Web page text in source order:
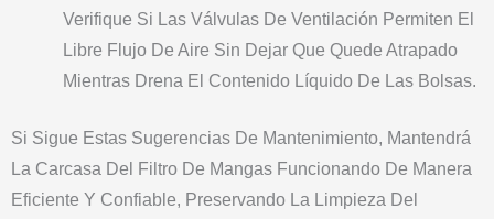
Verifique Si Las Válvulas De Ventilación Permiten El
Libre Flujo De Aire Sin Dejar Que Quede Atrapado
Mientras Drena El Contenido Líquido De Las Bolsas.
Si Sigue Estas Sugerencias De Mantenimiento, Mantendrá
La Carcasa Del Filtro De Mangas Funcionando De Manera
Eficiente Y Confiable, Preservando La Limpieza Del